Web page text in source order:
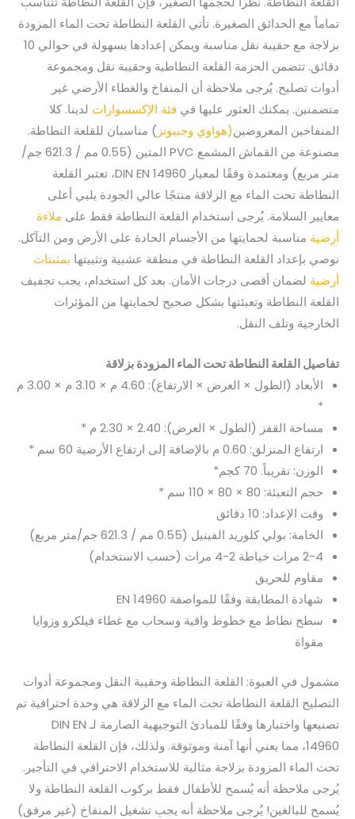
تماماً مع الحدائق الصغيرة. تأتي القلعة النطاطة تحت الماء المزودة
بزلاجة مع حقيبة نقل مناسبة ويمكن إعدادها بسهولة في حوالي 10
دقائق. تتضمن الحزمة القلعة النطاطية وحقيبة نقل ومجموعة
أدوات تصليح. يُرجى ملاحظة أن المنفاخ والغطاء الأرضي غير
متضمنين. يمكنك العثور عليها في فئة الإكسسوارات لدينا. كلا
المنفاخين المعروضين(هواوي وجيبونز) مناسبان للقلعة النطاطة.
مصنوعة من القماش المشمع PVC المتين (0.55 مم / 621.3 جم/
متر مربع) ومعتمدة وفقًا لمعيار DIN EN 14960، تعتبر القلعة
النطاطة تحت الماء مع الزلاقة منتجًا عالي الجودة يلبي أعلى
معايير السلامة. يُرجى استخدام القلعة النطاطة فقط على ملاءة
أرضية مناسبة لحمايتها من الأجسام الحادة على الأرض ومن التآكل.
نوصي بإعداد القلعة النطاطة في منطقة عشبية وتثبيتها بمثبتات
أرضية لضمان أقصى درجات الأمان. بعد كل استخدام، يجب تجفيف
القلعة النطاطة وتعبئتها بشكل صحيح لحمايتها من المؤثرات
الخارجية وتلف النقل.
تفاصيل القلعة النطاطة تحت الماء المزودة بزلاقة
الأبعاد (الطول × العرض × الارتفاع): 4.60 م × 3.10 م × 3.00 م
*
مساحة القفز (الطول × العرض): 2.40 × 2.30 م *
ارتفاع المنزلق: 0.60 م بالإضافة إلى ارتفاع الأرضية 60 سم *
الوزن: تقريباً. 70 كجم*
حجم التعبئة: 80 × 80 × 110 سم *
وقت الإعداد: 10 دقائق
الخامة: بولي كلوريد الفينيل (0.55 مم / 621.3 جم/متر مربع)
2-4 مرات خياطة 2-4 مرات (حسب الاستخدام)
مقاوم للحريق
شهادة المطابقة وفقًا للمواصفة EN 14960
سطح نطاط مع خطوط واقية وسحاب مع غطاء فيلكرو وزوايا
مقواة
مشمول في العبوة: القلعة النطاطة وحقيبة النقل ومجموعة أدوات
التصليح القلعة النطاطة تحت الماء مع الزلاقة هي وحدة احترافية تم
تصنيعها واختبارها وفقًا للمبادئ التوجيهية الصارمة لـ DIN EN
14960، مما يعني أنها آمنة وموثوقة. ولذلك، فإن القلعة النطاطة
تحت الماء المزودة بزلاجة مثالية للاستخدام الاحترافي في التأجير.
يُرجى ملاحظة أنه يُسمح للأطفال فقط بركوب القلعة النطاطة ولا
يُسمح للبالغين! يُرجى ملاحظة أنه يجب تشغيل المنفاخ (غير مرفق)